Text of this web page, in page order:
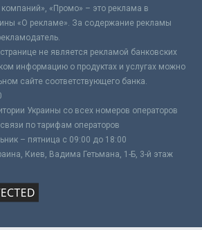
компаний», «Промо» – это реклама в
«О рекламе». За содержание рекламы
не является рекламой банковских
информацию о продуктах и услугах можно
сайте соответствующего банка.
Украины со всех номеров операторов
по тарифам операторов
– пятница с 09:00 до 18:00
Киев, Вадима Гетьмана, 1-Б, 3-й этаж